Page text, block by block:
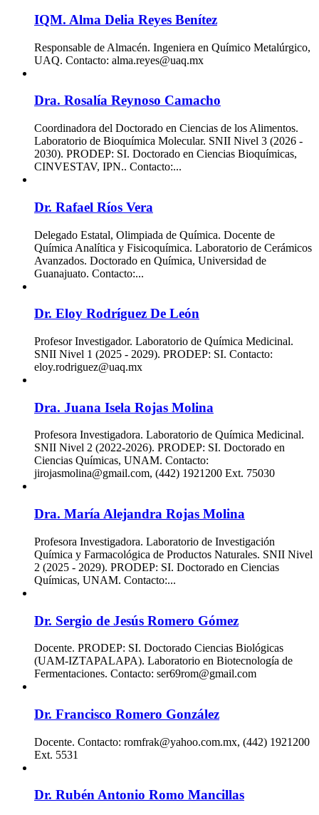
IQM. Alma Delia Reyes Benítez
Responsable de Almacén. Ingeniera en Químico Metalúrgico,
UAQ. Contacto: alma.reyes@uaq.mx
Dra. Rosalía Reynoso Camacho
Coordinadora del Doctorado en Ciencias de los Alimentos.
Laboratorio de Bioquímica Molecular. SNII Nivel 3 (2026 -
2030). PRODEP: SI. Doctorado en Ciencias Bioquímicas,
CINVESTAV, IPN.. Contacto:...
Dr. Rafael Ríos Vera
Delegado Estatal, Olimpiada de Química. Docente de
Química Analítica y Fisicoquímica. Laboratorio de Cerámicos
Avanzados. Doctorado en Química, Universidad de
Guanajuato. Contacto:...
Dr. Eloy Rodríguez De León
Profesor Investigador. Laboratorio de Química Medicinal.
SNII Nivel 1 (2025 - 2029). PRODEP: SI. Contacto:
eloy.rodriguez@uaq.mx
Dra. Juana Isela Rojas Molina
Profesora Investigadora. Laboratorio de Química Medicinal.
SNII Nivel 2 (2022-2026). PRODEP: SI. Doctorado en
Ciencias Químicas, UNAM. Contacto:
jirojasmolina@gmail.com, (442) 1921200 Ext. 75030
Dra. María Alejandra Rojas Molina
Profesora Investigadora. Laboratorio de Investigación
Química y Farmacológica de Productos Naturales. SNII Nivel
2 (2025 - 2029). PRODEP: SI. Doctorado en Ciencias
Químicas, UNAM. Contacto:...
Dr. Sergio de Jesús Romero Gómez
Docente. PRODEP: SI. Doctorado Ciencias Biológicas
(UAM-IZTAPALAPA). Laboratorio en Biotecnología de
Fermentaciones. Contacto: ser69rom@gmail.com
Dr. Francisco Romero González
Docente. Contacto: romfrak@yahoo.com.mx, (442) 1921200
Ext. 5531
Dr. Rubén Antonio Romo Mancillas